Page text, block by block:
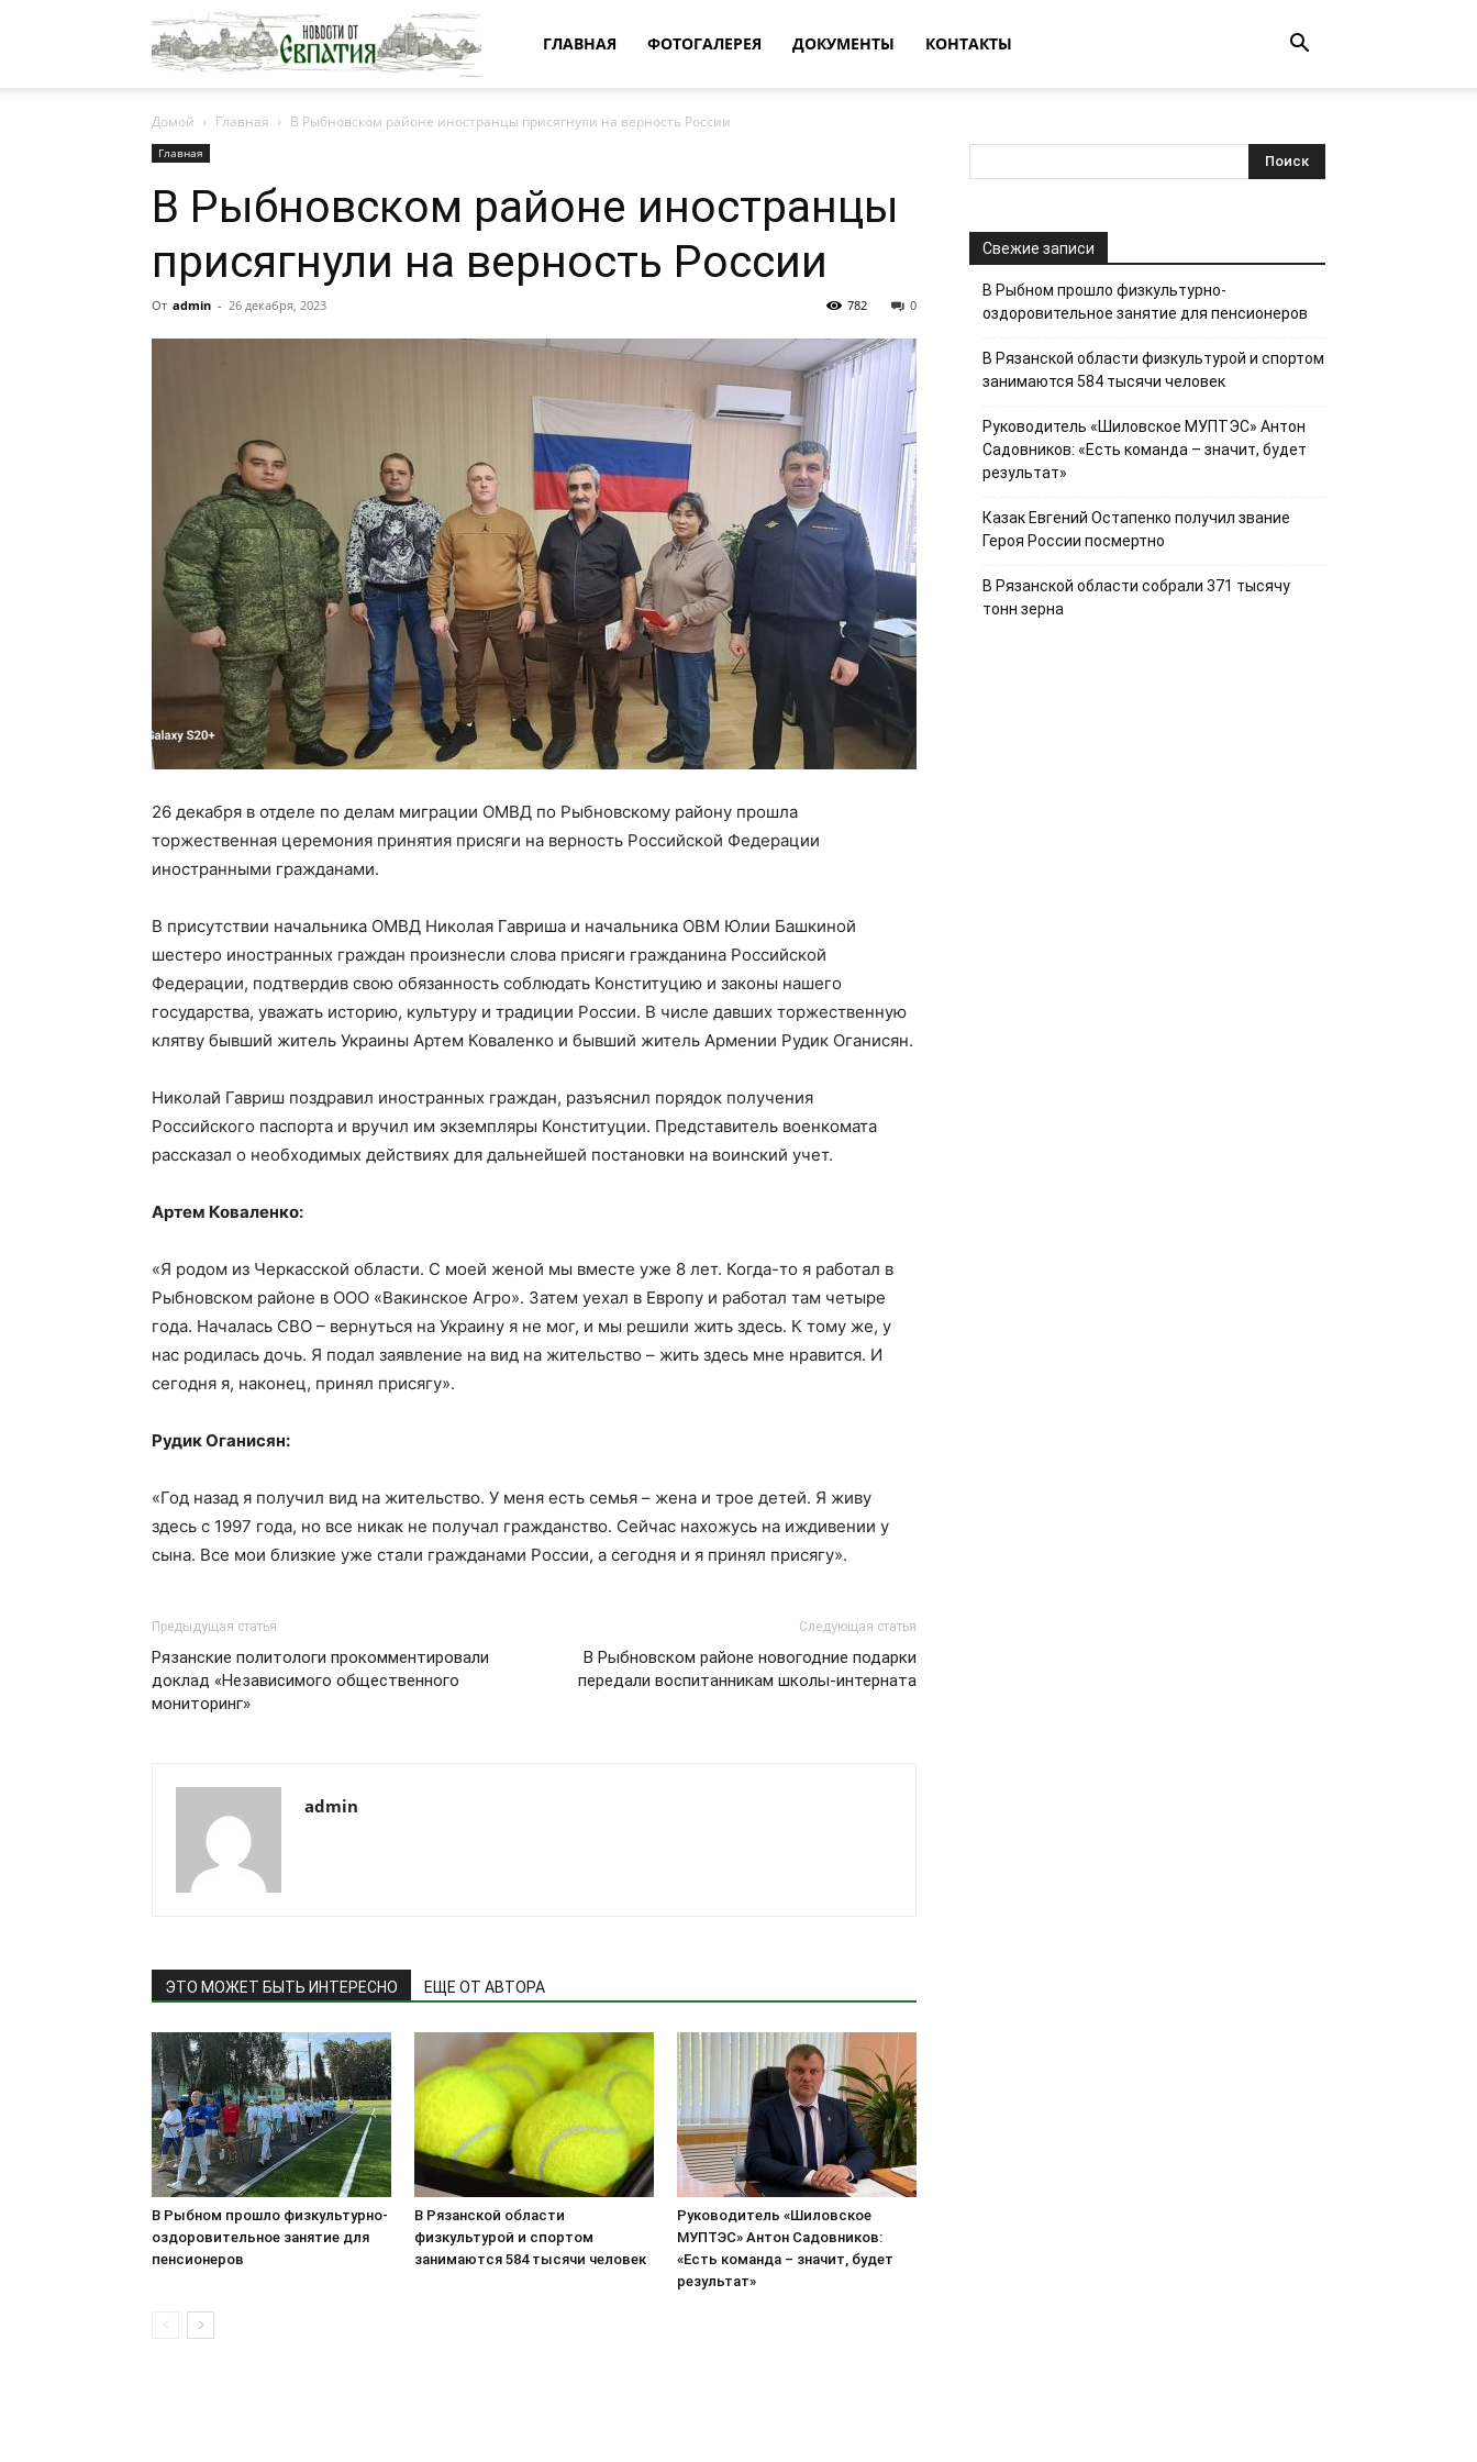
Новости
от
Евпатия
ГЛАВНАЯ ФОТОГАЛЕРЕЯ ДОКУМЕНТЫ КОНТАКТЫ
Домой Главная В Рыбновском районе иностранцы присягнули на верность России
Главная
В Рыбновском районе иностранцы
присягнули на верность России
От admin - 26 декабря, 2023 0
782
26 декабря в отделе по делам миграции ОМВД по Рыбновскому району прошла
торжественная церемония принятия присяги на верность Российской Федерации
иностранными гражданами.
В присутствии начальника ОМВД Николая Гавриша и начальника ОВМ Юлии Башкиной
шестеро иностранных граждан произнесли слова присяги гражданина Российской
Федерации, подтвердив свою обязанность соблюдать Конституцию и законы нашего
государства, уважать историю, культуру и традиции России. В числе давших торжественную
клятву бывший житель Украины Артем Коваленко и бывший житель Армении Рудик Оганисян.
Николай Гавриш поздравил иностранных граждан, разъяснил порядок получения
Российского паспорта и вручил им экземпляры Конституции. Представитель военкомата
рассказал о необходимых действиях для дальнейшей постановки на воинский учет.
Артем Коваленко:
«Я родом из Черкасской области. С моей женой мы вместе уже 8 лет. Когда-то я работал в
Рыбновском районе в ООО «Вакинское Агро». Затем уехал в Европу и работал там четыре
года. Началась СВО – вернуться на Украину я не мог, и мы решили жить здесь. К тому же, у
нас родилась дочь. Я подал заявление на вид на жительство – жить здесь мне нравится. И
сегодня я, наконец, принял присягу».
Рудик Оганисян:
«Год назад я получил вид на жительство. У меня есть семья – жена и трое детей. Я живу
здесь с 1997 года, но все никак не получал гражданство. Сейчас нахожусь на иждивении у
сына. Все мои близкие уже стали гражданами России, а сегодня и я принял присягу».
Предыдущая статья
Рязанские политологи прокомментировали
доклад «Независимого общественного
мониторинг»
Следующая статья
В Рыбновском районе новогодние подарки
передали воспитанникам школы-интерната
admin
ЭТО МОЖЕТ БЫТЬ ИНТЕРЕСНО ЕЩЕ ОТ АВТОРА
В Рыбном прошло физкультурно-
оздоровительное занятие для
пенсионеров
В Рязанской области
физкультурой и спортом
занимаются 584 тысячи человек
Руководитель «Шиловское
МУПТЭС» Антон Садовников:
«Есть команда – значит, будет
результат»
Свежие записи
В Рыбном прошло физкультурно-
оздоровительное занятие для пенсионеров
В Рязанской области физкультурой и спортом
занимаются 584 тысячи человек
Руководитель «Шиловское МУПТЭС» Антон
Садовников: «Есть команда – значит, будет
результат»
Казак Евгений Остапенко получил звание
Героя России посмертно
В Рязанской области собрали 371 тысячу
тонн зерна